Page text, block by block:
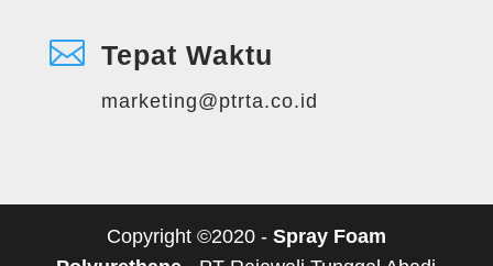
 Tepat Waktu
marketing@ptrta.co.id
Copyright ©2020 - Spray Foam